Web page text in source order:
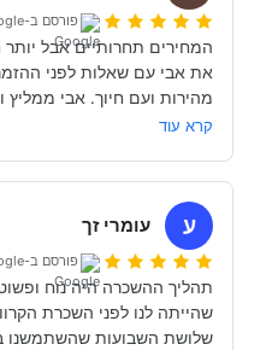
תודה אבי!
פורסם ב-Google
קרא עוד
ע עומרי זך
פורסם ב-Google